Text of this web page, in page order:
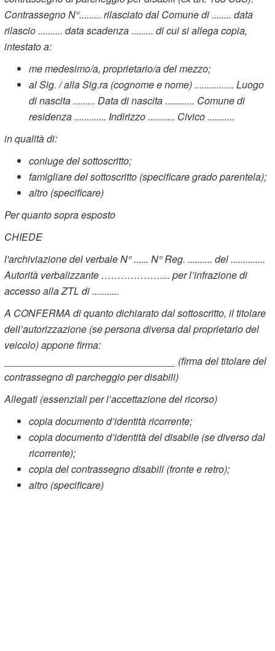
Contrassegno N°......... rilasciato dal Comune di ........ data
rilascio .......... data scadenza ......... di cui si allega copia,
intestato a:
me medesimo/a, proprietario/a del mezzo;
al Sig. / alla Sig.ra (cognome e nome) ................ Luogo
di nascita ......... Data di nascita ............ Comune di
residenza ............. Indirizzo ........... Civico ...........
in qualità di:
coniuge del sottoscritto;
famigliare del sottoscritto (specificare grado parentela);
altro (specificare)
Per quanto sopra esposto
CHIEDE
l'archiviazione del verbale N° ...... N° Reg. .......... del ..............
Autorità verbalizzante ……………….... per l’infrazione di
accesso alla ZTL di ...........
A CONFERMA di quanto dichiarato dal sottoscritto, il titolare
dell’autorizzazione (se persona diversa dal proprietario del
veicolo) appone firma:
_______________________________ (firma del titolare del
contrassegno di parcheggio per disabili)
Allegati (essenziali per l’accettazione del ricorso)
copia documento d’identità ricorrente;
copia documento d’identità del disabile (se diverso dal
ricorrente);
copia del contrassegno disabili (fronte e retro);
altro (specificare)